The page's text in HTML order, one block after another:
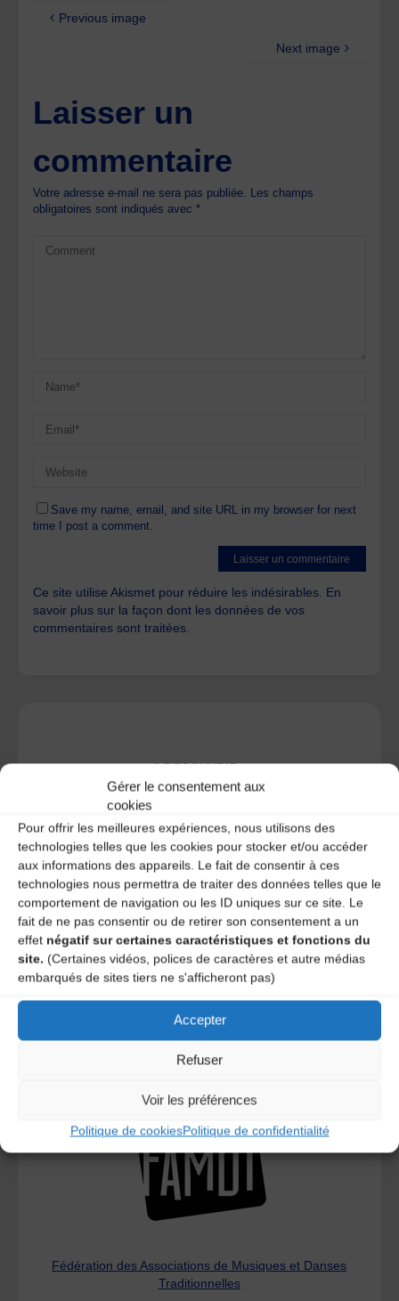
Gérer le consentement aux
cookies
Pour offrir les meilleures expériences, nous utilisons des
technologies telles que les cookies pour stocker et/ou accéder
aux informations des appareils. Le fait de consentir à ces
technologies nous permettra de traiter des données telles que le
comportement de navigation ou les ID uniques sur ce site. Le
fait de ne pas consentir ou de retirer son consentement a un
effet négatif sur certaines caractéristiques et fonctions du
site. (Certaines vidéos, polices de caractères et autre médias
embarqués de sites tiers ne s'afficheront pas)
Accepter
Refuser
Voir les préférences
Politique de cookiesPolitique de confidentialité
Previous image
Next image
Laisser un
commentaire
Votre adresse e-mail ne sera pas publiée. Les champs
obligatoires sont indiqués avec*
Save my name, email, and site URL in my browser for next
time I post a comment.
Ce site utilise Akismet pour réduire les indésirables. En
savoir plus sur la façon dont les données de vos
commentaires sont traitées
A DECOUVRIR :
Le distributeur des musiques Trad'
L’AMTA EST MEMBRE DE LA
Fédération des Associations de Musiques et Danses
Traditionnelles